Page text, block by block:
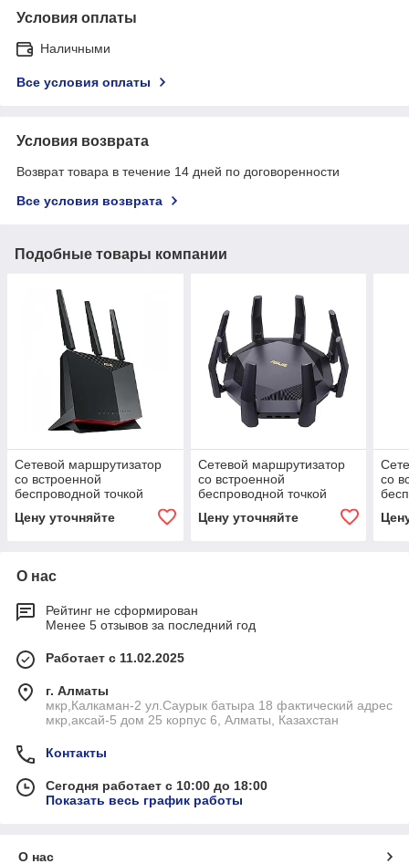
Условия оплаты
Наличными
Все условия оплаты
Условия возврата
Возврат товара в течение 14 дней по договоренности
Все условия возврата
Подобные товары компании
Сетевой маршрутизатор
со встроенной
беспроводной точкой
доступа ASUS RT-AX86S
Цену уточняйте
Сетевой маршрутизатор
со встроенной
беспроводной точкой
доступа ASUS RT-AX89X
Цену уточняйте
со
RT-
О нас
Рейтинг не сформирован
Менее 5 отзывов за последний год
Работает с 11.02.2025
г. Алматы
мкр,Калкаман-2 ул.Саурык батыра 18 фактический адрес
мкр,аксай-5 дом 25 корпус 6, Алматы, Казахстан
Контакты
Сегодня работает с 10:00 до 18:00
Показать весь график работы
О нас